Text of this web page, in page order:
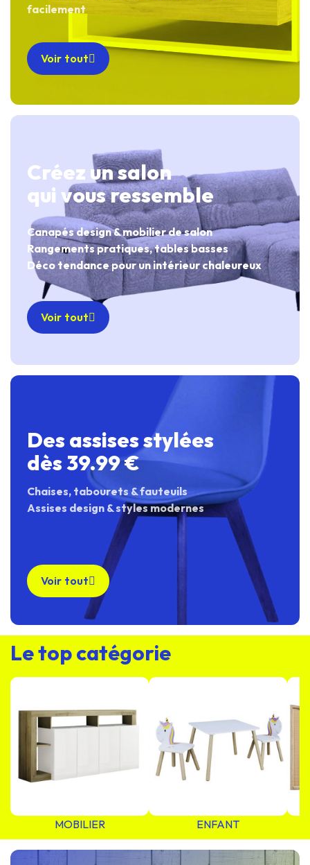
facilement
Voir tout
Créez un salon
qui vous ressemble
Canapés design & mobilier de salon
Rangements pratiques, tables basses
Déco tendance pour un intérieur chaleureux
Voir tout
Des assises stylées
dès 39.99 €
Chaises, tabourets & fauteuils
Assises design & styles modernes
Voir tout
Le top catégorie
MOBILIER ENFANT